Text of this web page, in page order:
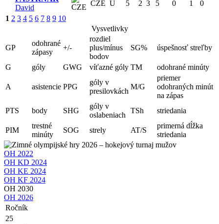
1 2 3 4 5 6 7 8 9 10
David
CZE Ú 5 2 3 5 0 1 0
Vysvetlivky
GP
odohrané
zápasy
+/-
rozdiel
plus/mínus
bodov
SG% úspešnosť streľby
G góly GWG víťazné góly TM odohrané minúty
A asistencie PPG
góly v
presilovkách
M/G
priemer
odohraných minút
na zápas
PTS
body SHG
góly v
oslabeniach
TSh striedania
PIM
trestné
minúty
SOG strely AT/S
primerná dĺžka
striedania
OH 2022
OH KD 2024
OH KE 2024
OH KF 2024
OH 2030
OH 2026
Ročník
25